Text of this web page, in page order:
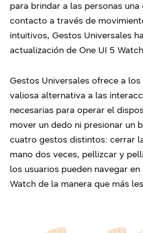
para brindar a las personas una
contacto a través de
intuitivos, Gestos Universales
actualización de One UI 5
Gestos Universales ofrece a los
valiosa alternativa a las
necesarias para operar el
mover un dedo ni presionar un
cuatro gestos distintos: cerrar
mano dos veces, pellizcar y
los usuarios pueden navegar en
Watch de la manera que más